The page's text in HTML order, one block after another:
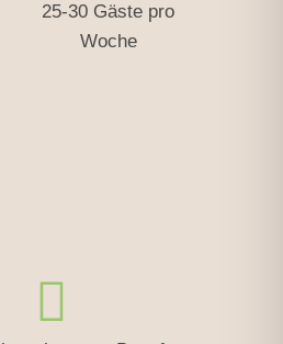
25-30 Gäste pro
Woche